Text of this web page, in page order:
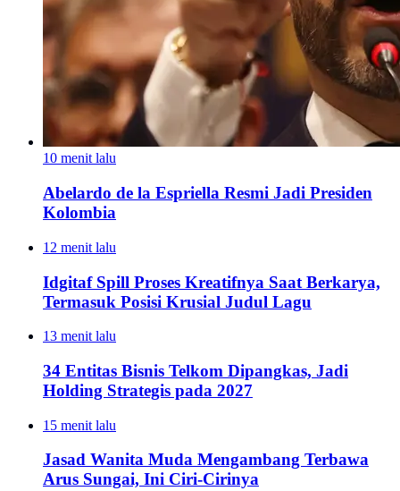
10 menit lalu
Abelardo de la Espriella Resmi Jadi Presiden
Kolombia
12 menit lalu
Idgitaf Spill Proses Kreatifnya Saat Berkarya,
Termasuk Posisi Krusial Judul Lagu
13 menit lalu
34 Entitas Bisnis Telkom Dipangkas, Jadi
Holding Strategis pada 2027
15 menit lalu
Jasad Wanita Muda Mengambang Terbawa
Arus Sungai, Ini Ciri-Cirinya